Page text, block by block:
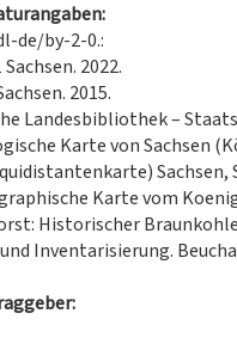
de/by-2-0.:
2022.
2015.
Landesbibliothek –
Karte von Sachsen
Sachsen,
Karte vom
Historischer
Inventarisierung.